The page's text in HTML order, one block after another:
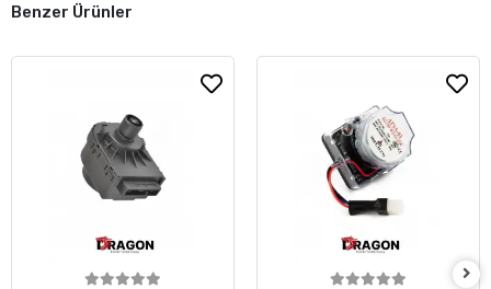
Benzer Ürünler